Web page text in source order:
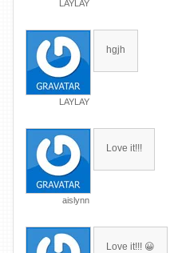
LAYLAY
LAYLAY
hgjh
aislynn
Love it!!!
Love it!!! 😀